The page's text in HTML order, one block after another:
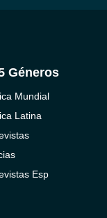
Géneros
Mundial
Latina
Esp